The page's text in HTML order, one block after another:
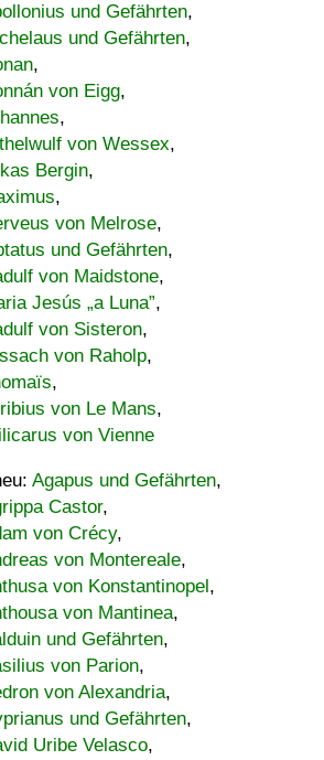
und Gefährten,
und Gefährten,
,
von Eigg,
,
von Wessex,
Bergin,
,
von Melrose,
und Gefährten,
von Maidstone,
Jesús „a Luna”,
von Sisteron,
von Raholp,
,
von Le Mans,
von Vienne
Agapus und Gefährten,
Castor,
von Crécy,
von Montereale,
von Konstantinopel,
von Mantinea,
und Gefährten,
von Parion,
von Alexandria,
und Gefährten,
Uribe Velasco,